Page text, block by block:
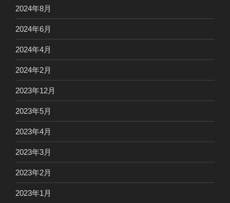
2024年8月
2024年6月
2024年4月
2024年2月
2023年12月
2023年5月
2023年4月
2023年3月
2023年2月
2023年1月